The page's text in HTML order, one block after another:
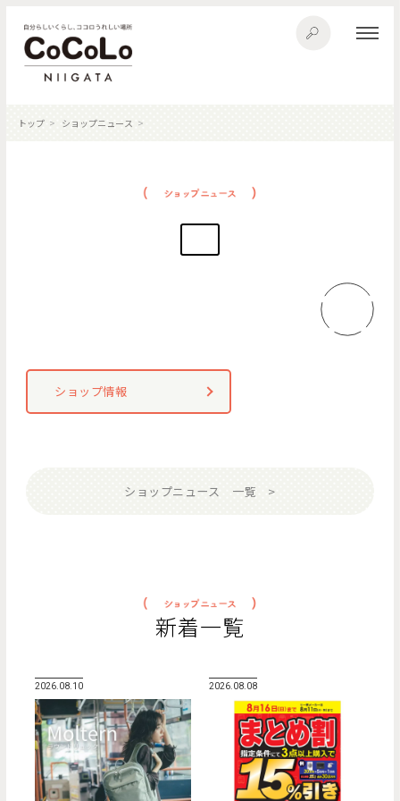
トップ ショップニュース
ショップ情報
ショップニュース 一覧
新着一覧
2026.08.10 2026.08.08